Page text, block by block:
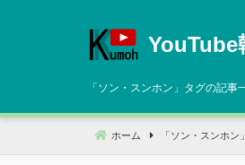
へ
動
YouTube
「 ソン・スンホン 」タグの記事
ホーム 「 ソン・スンホン